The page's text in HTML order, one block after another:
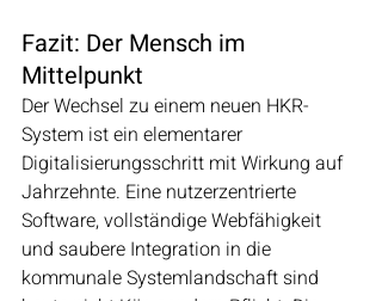
Fazit: Der Mensch im
Mittelpunkt
Der Wechsel zu einem neuen HKR-
System ist ein elementarer
Digitalisierungsschritt mit Wirkung auf
Jahrzehnte. Eine nutzerzentrierte
Software, vollständige Webfähigkeit
und saubere Integration in die
kommunale Systemlandschaft sind